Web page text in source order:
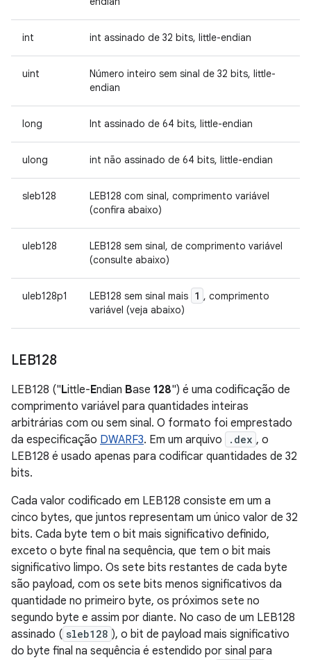
int int assinado de 32 bits, little-endian
uint
Número inteiro sem sinal de 32 bits, little-
endian
long Int assinado de 64 bits, little-endian
ulong int não assinado de 64 bits, little-endian
sleb128
LEB128 com sinal, comprimento variável
(confira abaixo)
uleb128
LEB128 sem sinal, de comprimento variável
(consulte abaixo)
uleb128p1 LEB128 sem sinal mais 1 , comprimento
variável (veja abaixo)
LEB128
LEB128 ("Little-Endian Base 128") é uma codificação de
comprimento variável para quantidades inteiras
arbitrárias com ou sem sinal. O formato foi emprestado
da especificação DWARF3. Em um arquivo .dex , o
LEB128 é usado apenas para codificar quantidades de 32
bits.
Cada valor codificado em LEB128 consiste em um a
cinco bytes, que juntos representam um único valor de 32
bits. Cada byte tem o bit mais significativo definido,
exceto o byte final na sequência, que tem o bit mais
significativo limpo. Os sete bits restantes de cada byte
são payload, com os sete bits menos significativos da
quantidade no primeiro byte, os próximos sete no
segundo byte e assim por diante. No caso de um LEB128
assinado ( sleb128 ), o bit de payload mais significativo
do byte final na sequência é estendido por sinal para